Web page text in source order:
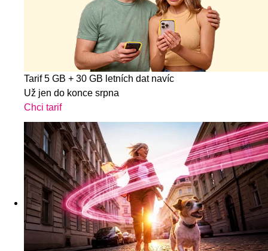
Tarif 5 GB + 30 GB letních dat navíc
Už jen do konce srpna
Chci tarif